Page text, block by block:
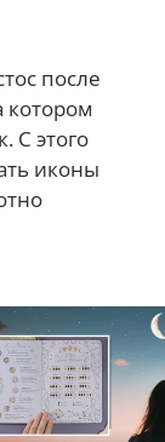
после
котором
С этого
иконы